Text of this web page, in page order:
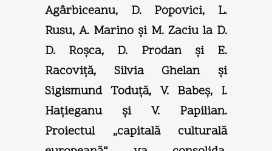
Agârbiceanu, D. Popovici, L.
Rusu, A. Marino şi M. Zaciu la D.
D. Roşca, D. Prodan şi E.
Racoviţă, Silvia Ghelan şi
Sigismund Toduţă, V. Babeş, I.
Haţieganu şi V. Papilian.
Proiectul „capitală culturală